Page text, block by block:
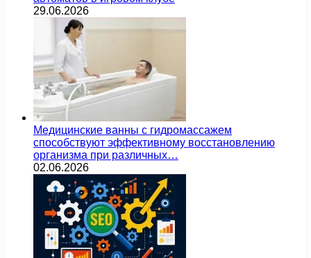
29.06.2026
Медицинские ванны с гидромассажем
способствуют эффективному восстановлению
организма при различных…
02.06.2026